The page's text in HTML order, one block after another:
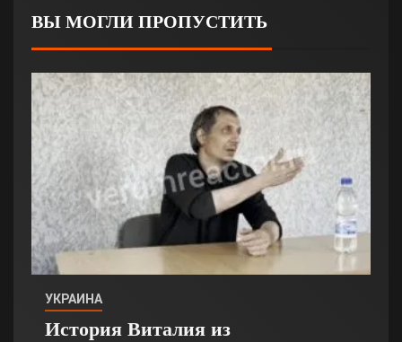
ВЫ МОГЛИ ПРОПУСТИТЬ
УКРАИНА
История Виталия из